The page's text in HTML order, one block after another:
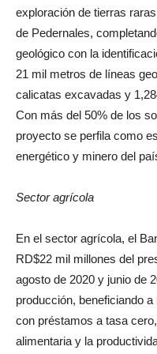
exploración de tierras
de Pedernales,
geológico con la
21 mil metros de líneas
calicatas excavadas y
Con más del 50% de los
proyecto se perfila como
energético y minero del
Sector agrícola
En el sector agrícola, el
RD$22 mil millones del
agosto de 2020 y junio de
producción, beneficiando
con préstamos a tasa
alimentaria y la